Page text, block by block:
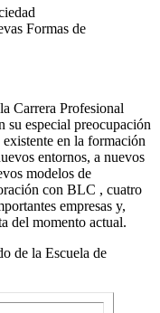
Carrera Profesional
su especial preocupación
en la formación
entornos, a nuevos
modelos de
con BLC , cuatro
empresas y,
del momento actual.
de la Escuela de